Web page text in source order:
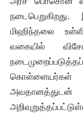
மிஹிந்தலை
வகையில்
அவதானத்துடன்